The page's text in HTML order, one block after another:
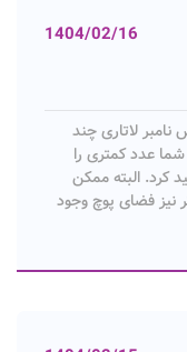
1404/02/16
لاتاری چند
عدد کمتری را
کرد. البته ممکن
نیز فضای پوچ وجود